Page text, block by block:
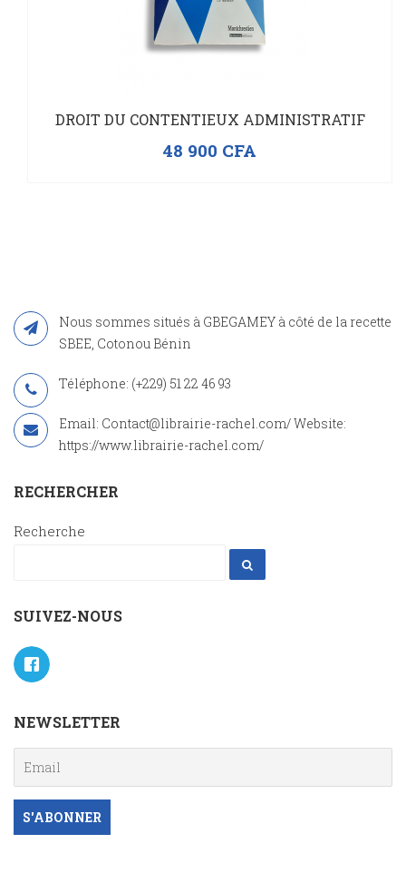
DROIT DU CONTENTIEUX ADMINISTRATIF
48 900 CFA
Nous sommes situés à GBEGAMEY à côté de la recette
SBEE, Cotonou Bénin
Téléphone: (+229) 51 22 46 93
Email: Contact@librairie-rachel.com/ Website:
https://www.librairie-rachel.com/
RECHERCHER
Recherche
SUIVEZ-NOUS
NEWSLETTER